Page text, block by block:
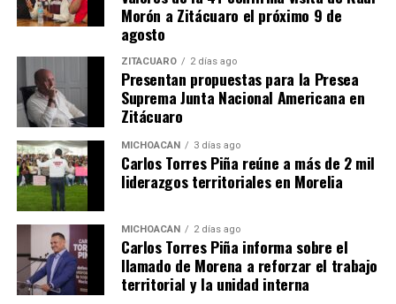
político contra alcalde
​En esteReporte en video del Canal de la Universidad de
Guadalajara
se puede escuchar directamente la
intervención de la regidora Melissa Madero durante la
sesión de cabildo donde detalla las facturas, licitaciones
y los montos específicos asignados a la compra de los
alimentos y el mobiliario de lujo.
Comparte con:
Morón a Zitácuaro el próximo 9 de
agosto
ZITÁCUARO 2 días ago
Presentan propuestas para la Presea
Suprema Junta Nacional Americana en
Zitácuaro
MICHOACÁN 3 días ago
Carlos Torres Piña reúne a más de 2 mil
liderazgos territoriales en Morelia
MICHOACÁN 2 días ago
Carlos Torres Piña informa sobre el
llamado de Morena a reforzar el trabajo
territorial y la unidad interna